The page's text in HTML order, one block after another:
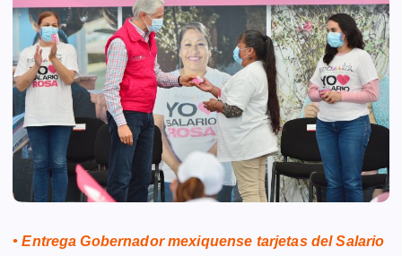
• Entrega Gobernador mexiquense tarjetas del Salario